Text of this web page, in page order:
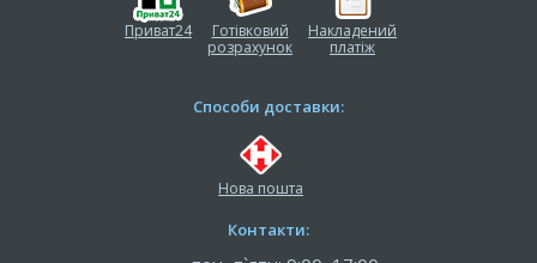
Приват24
Готівковий
розрахунок
Накладений
платіж
Способи доставки:
Нова пошта
Контакти: